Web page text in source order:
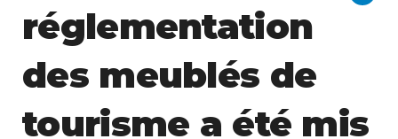
réglementation
des meublés de
tourisme a été mis